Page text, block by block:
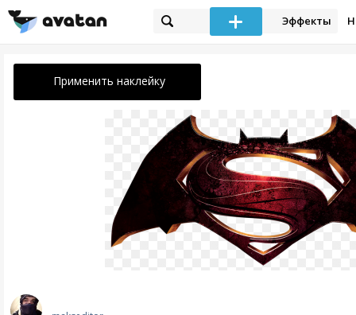
Эффекты
Применить наклейку